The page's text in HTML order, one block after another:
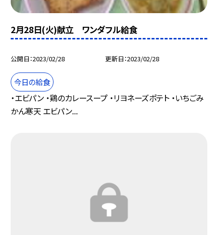
2月28日(火)献立 ワンダフル給食
公開日 2023/02/28 更新日 2023/02/28
今日の給食
・エビパン ・鶏のカレースープ ・リヨネーズポテト ・いちごみ
かん寒天 エビパン...